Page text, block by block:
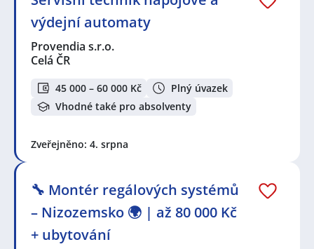
výdejní automaty
Provendia s.r.o.
Celá ČR
45 000 – 60 000 Kč
Plný úvazek
Vhodné také pro absolventy
Zveřejněno: 4. srpna
🔧 Montér regálových systémů
– Nizozemsko 🌍 | až 80 000 Kč
+ ubytování